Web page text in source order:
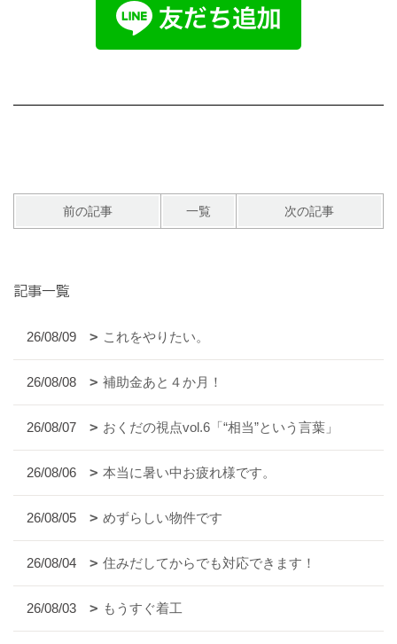
前の記事 一覧 次の記事
記事一覧
26/08/09 これをやりたい。
26/08/08 補助金あと４か月！
26/08/07 おくだの視点vol.6「“相当”という言葉」
26/08/06 本当に暑い中お疲れ様です。
26/08/05 めずらしい物件です
26/08/04 住みだしてからでも対応できます！
26/08/03 もうすぐ着工